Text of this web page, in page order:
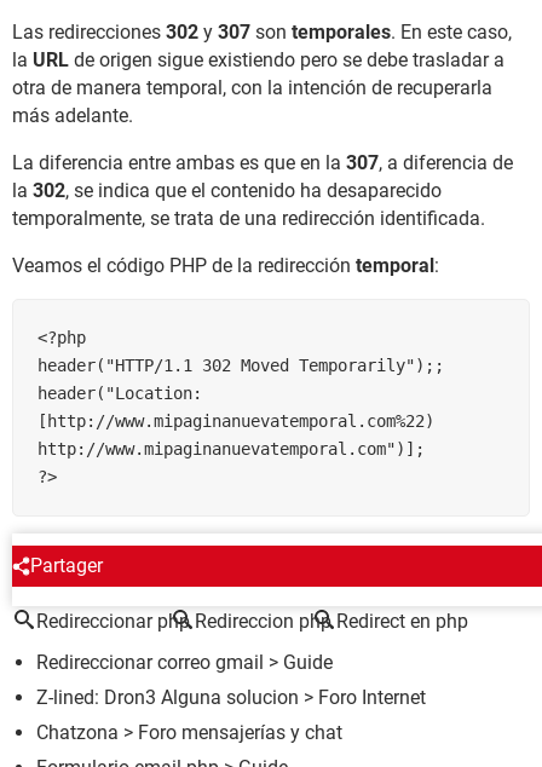
Las redirecciones 302 y 307 son temporales. En este caso,
la URL de origen sigue existiendo pero se debe trasladar a
otra de manera temporal, con la intención de recuperarla
más adelante.
La diferencia entre ambas es que en la 307, a diferencia de
la 302, se indica que el contenido ha desaparecido
temporalmente, se trata de una redirección identificada.
Veamos el código PHP de la redirección temporal:
<?php
header("HTTP/1.1 302 Moved Temporarily");;
header("Location:
[http://www.mipaginanuevatemporal.com%22)
http://www.mipaginanuevatemporal.com")];
Partager
ALREDEDOR DEL MISMO TEMA
Redireccionar php Redireccion php Redirect en php
Redireccionar correo gmail > Guide
Z-lined: Dron3 Alguna solucion > Foro Internet
Chatzona > Foro mensajerías y chat